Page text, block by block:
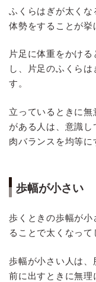
ふくらはぎが太くな
体勢をすることが挙
片足に体重をかけ
し、片足のふくら
す。
立っているときに
がある人は、意識
肉バランスを均等に
歩幅が小さい
歩くときの歩幅が
ることで太くなって
歩幅が小さい人は
前に出すときに無